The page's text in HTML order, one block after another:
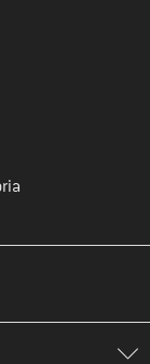
account cliente